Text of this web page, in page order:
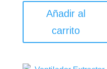
Añadir al
carrito